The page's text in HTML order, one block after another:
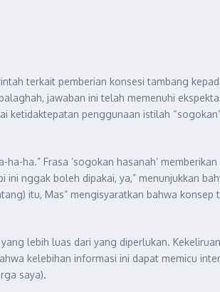
terkait pemberian konsesi tambang
jawaban ini telah memenuhi
ketidaktepatan penggunaan istilah
ha.” Frasa ‘sogokan hasanah’
nggak boleh dipakai, ya,” menunjukkan
itu, Mas” mengisyaratkan bahwa
lebih luas dari yang diperlukan.
kelebihan informasi ini dapat memicu
saya).